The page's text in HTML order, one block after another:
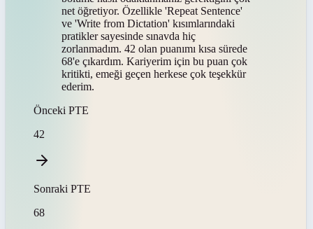
net öğretiyor. Özellikle 'Repeat Sentence'
ve 'Write from Dictation' kısımlarındaki
pratikler sayesinde sınavda hiç
zorlanmadım. 42 olan puanımı kısa sürede
68'e çıkardım. Kariyerim için bu puan çok
kritikti, emeği geçen herkese çok teşekkür
ederim.
Önceki PTE
42
Sonraki PTE
68